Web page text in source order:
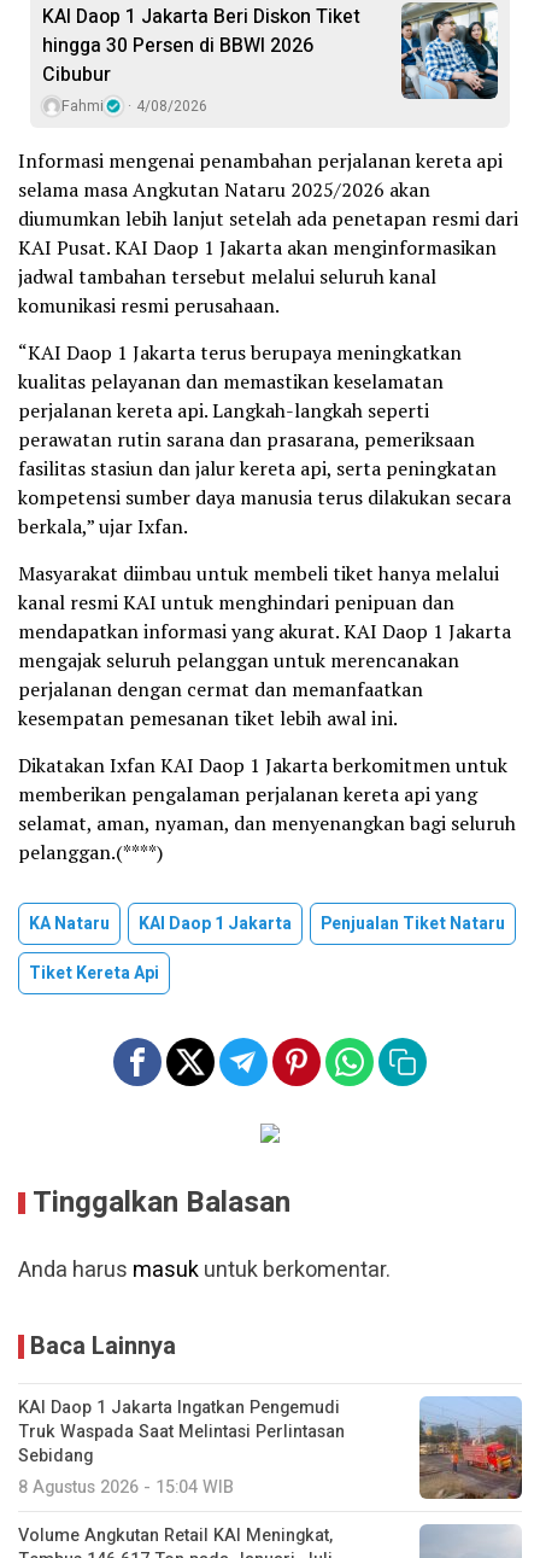
KAI Daop 1 Jakarta Beri Diskon Tiket
hingga 30 Persen di BBWI 2026
Cibubur
Fahmi 4/08/2026
Informasi mengenai penambahan perjalanan kereta api
selama masa Angkutan Nataru 2025/2026 akan
diumumkan lebih lanjut setelah ada penetapan resmi dari
KAI Pusat. KAI Daop 1 Jakarta akan menginformasikan
jadwal tambahan tersebut melalui seluruh kanal
komunikasi resmi perusahaan.
“KAI Daop 1 Jakarta terus berupaya meningkatkan
kualitas pelayanan dan memastikan keselamatan
perjalanan kereta api. Langkah-langkah seperti
perawatan rutin sarana dan prasarana, pemeriksaan
fasilitas stasiun dan jalur kereta api, serta peningkatan
kompetensi sumber daya manusia terus dilakukan secara
berkala,” ujar Ixfan.
Masyarakat diimbau untuk membeli tiket hanya melalui
kanal resmi KAI untuk menghindari penipuan dan
mendapatkan informasi yang akurat. KAI Daop 1 Jakarta
mengajak seluruh pelanggan untuk merencanakan
perjalanan dengan cermat dan memanfaatkan
kesempatan pemesanan tiket lebih awal ini.
Dikatakan Ixfan KAI Daop 1 Jakarta berkomitmen untuk
memberikan pengalaman perjalanan kereta api yang
selamat, aman, nyaman, dan menyenangkan bagi seluruh
pelanggan.(****)
KA Nataru KAI Daop 1 Jakarta
Penjualan Tiket Nataru
Tiket Kereta Api
Tinggalkan Balasan
Anda harus masukuntuk berkomentar.
Baca Lainnya
KAI Daop 1 Jakarta Ingatkan Pengemudi
Truk Waspada Saat Melintasi Perlintasan
Sebidang
8 Agustus 2026 - 15:04 WIB
Volume Angkutan Retail KAI Meningkat,